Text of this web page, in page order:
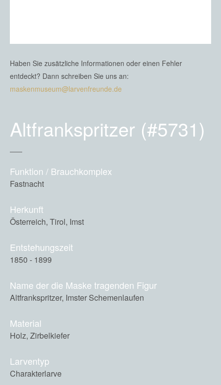
Haben Sie zusätzliche Informationen oder einen Fehler
entdeckt? Dann schreiben Sie uns an:
maskenmuseum@larvenfreunde.de
Altfrankspritzer (#5731)
Funktion / Brauchkomplex
Fastnacht
Herkunft
Österreich, Tirol, Imst
Entstehungszeit
1850 - 1899
Name der die Maske tragenden Figur
Altfrankspritzer, Imster Schemenlaufen
Material
Holz, Zirbelkiefer
Larventyp
Charakterlarve